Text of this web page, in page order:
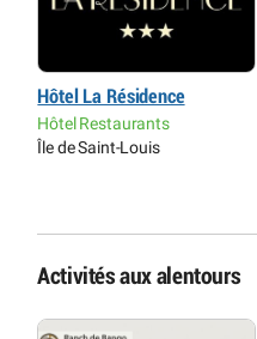
Hôtel La Résidence
Hôtel Restaurants
Île de Saint-Louis
Activités aux alentours